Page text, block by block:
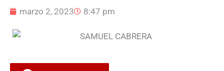
marzo 2, 2023 8:47 pm